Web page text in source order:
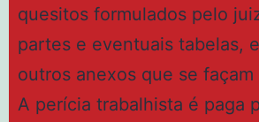
quesitos formulados pelo
partes e eventuais tabelas,
outros anexos que se façam
A perícia trabalhista é paga